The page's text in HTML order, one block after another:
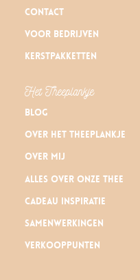
Contact
Voor bedrijven
Kerstpakketten
Het Theeplankje
Blog
Over Het Theeplankje
Over mij
Alles over onze thee
Cadeau inspiratie
Samenwerkingen
Verkooppunten